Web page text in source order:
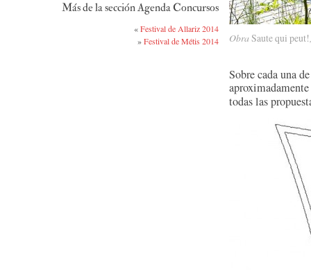
Más de la sección Agenda Concursos
«Festival de Allariz 2014
»Festival de Métis 2014 ObraSaute qui peut!
Sobre cada una
todas las